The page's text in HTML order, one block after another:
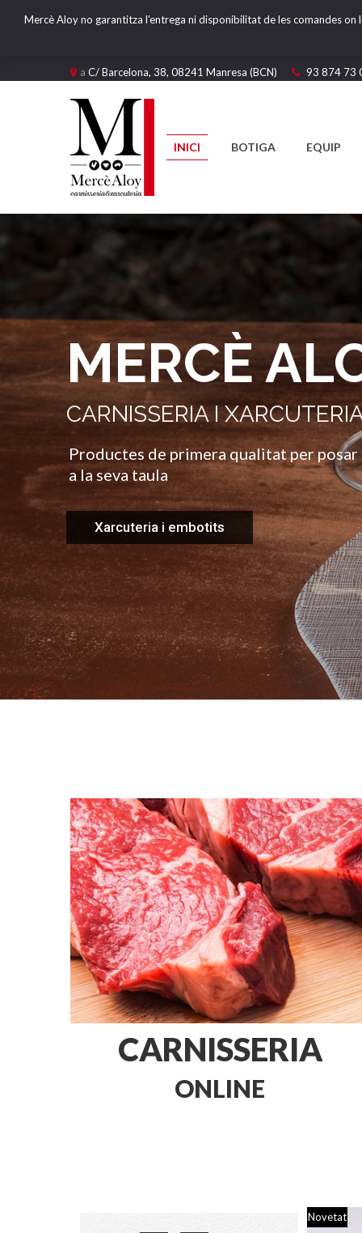
Mercè Aloy no garantitza l'entrega ni disponibilitat de les comandes
a C/ Barcelona, 38, 08241 Manresa (BCN) 93 874 73
INICI BOTIGA EQUIP
MERCÈ
CARNISSERIA I
Productes de primera qualitat per
a la seva taula
Xarcuteria i embotits
CARNISSERIA
ONLINE
Novetat